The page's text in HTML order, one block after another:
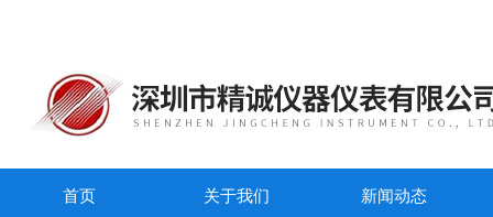
首页 关于我们 新闻动态